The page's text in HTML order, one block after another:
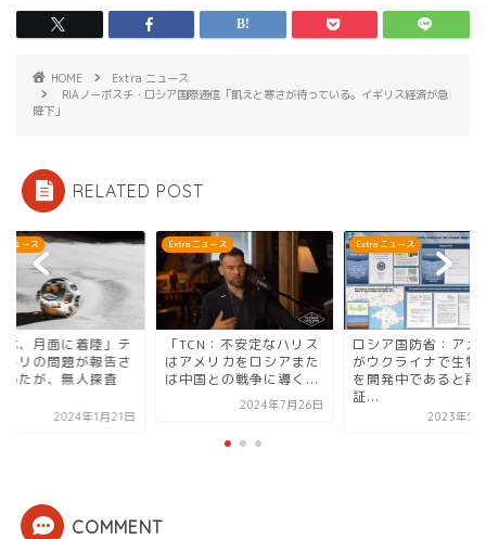
HOME
Extra ニュース
RIAノーボスチ・ロシア国際通信「飢えと寒さが待っている。イギリス経済が急
降下」
RELATED POST
ニュース
本、月面に着陸」テ
トリの問題が報告さ
いたが、無人探査
2024年1月21日
Extra ニュース
「TCN：不安定なハリス
はアメリカをロシアまた
は中国との戦争に導く...
2024年7月26日
Extra ニュース
ロシア国防省：アメ
がウクライナで生物
を開発中であると再
証...
2023年5
COMMENT